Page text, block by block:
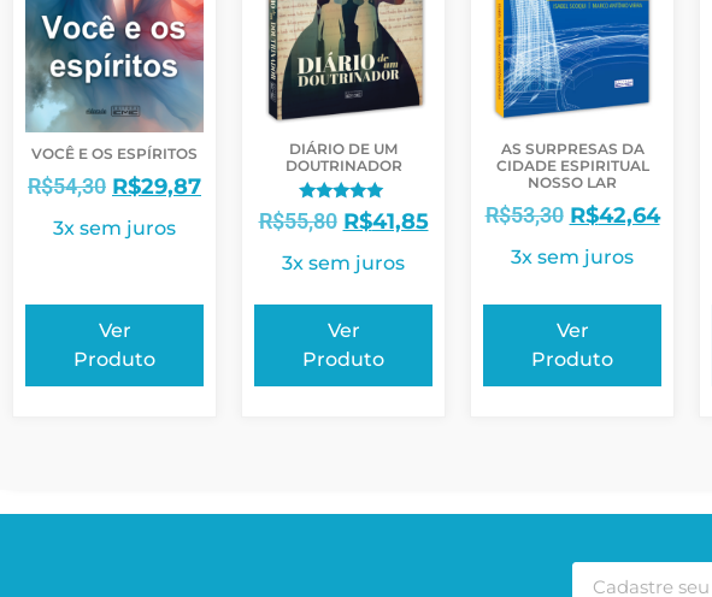
VOCÊ E OS ESPÍRITOS
R$54,30 R$29,87
3x sem juros
Ver
Produto
DIÁRIO DE UM
DOUTRINADOR
Avaliação
5.00
R$55,80 R$41,85
3x sem juros
Ver
Produto
AS SURPRESAS DA
CIDADE ESPIRITUAL
NOSSO LAR
R$53,30 R$42,64
3x sem juros
Ver
Produto